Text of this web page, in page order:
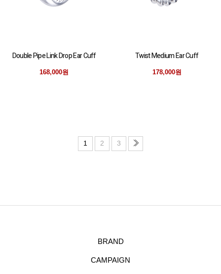
Double Pipe Link Drop Ear Cuff
168,000원
Twist Medium Ear Cuff
178,000원
1 2 3
BRAND
CAMPAIGN